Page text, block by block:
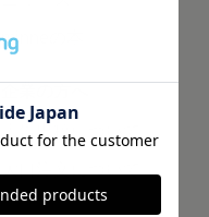
minneの本
広告出稿について